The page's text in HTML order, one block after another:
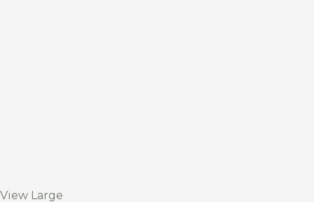
View Large